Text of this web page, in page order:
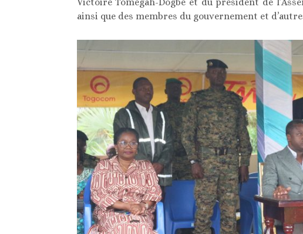
Victoire Tomégah-Dogbé et du président de
ainsi que des membres du gouvernement et